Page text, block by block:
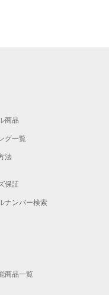
商品
グ一覧
法
保証
ナンバー検索
商品一覧